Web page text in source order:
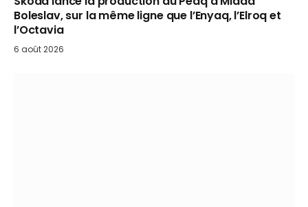
Boleslav, sur la même ligne que l’Enyaq, l’Elroq et
l’Octavia
6 août 2026